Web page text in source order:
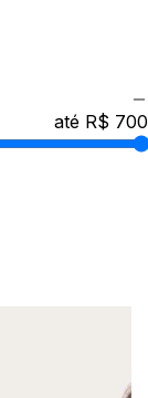
até R$ 700